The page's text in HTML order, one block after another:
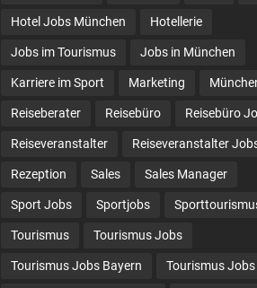
Hotel Jobs München Hotellerie
Jobs im Tourismus Jobs in München
Karriere im Sport Marketing
Reiseberater Reisebüro Reisebüro
Reiseveranstalter Reiseveranstalter
Rezeption Sales Sales Manager
Sport Jobs Sportjobs
Tourismus Tourismus Jobs
Tourismus Jobs Bayern Tourismus Jobs